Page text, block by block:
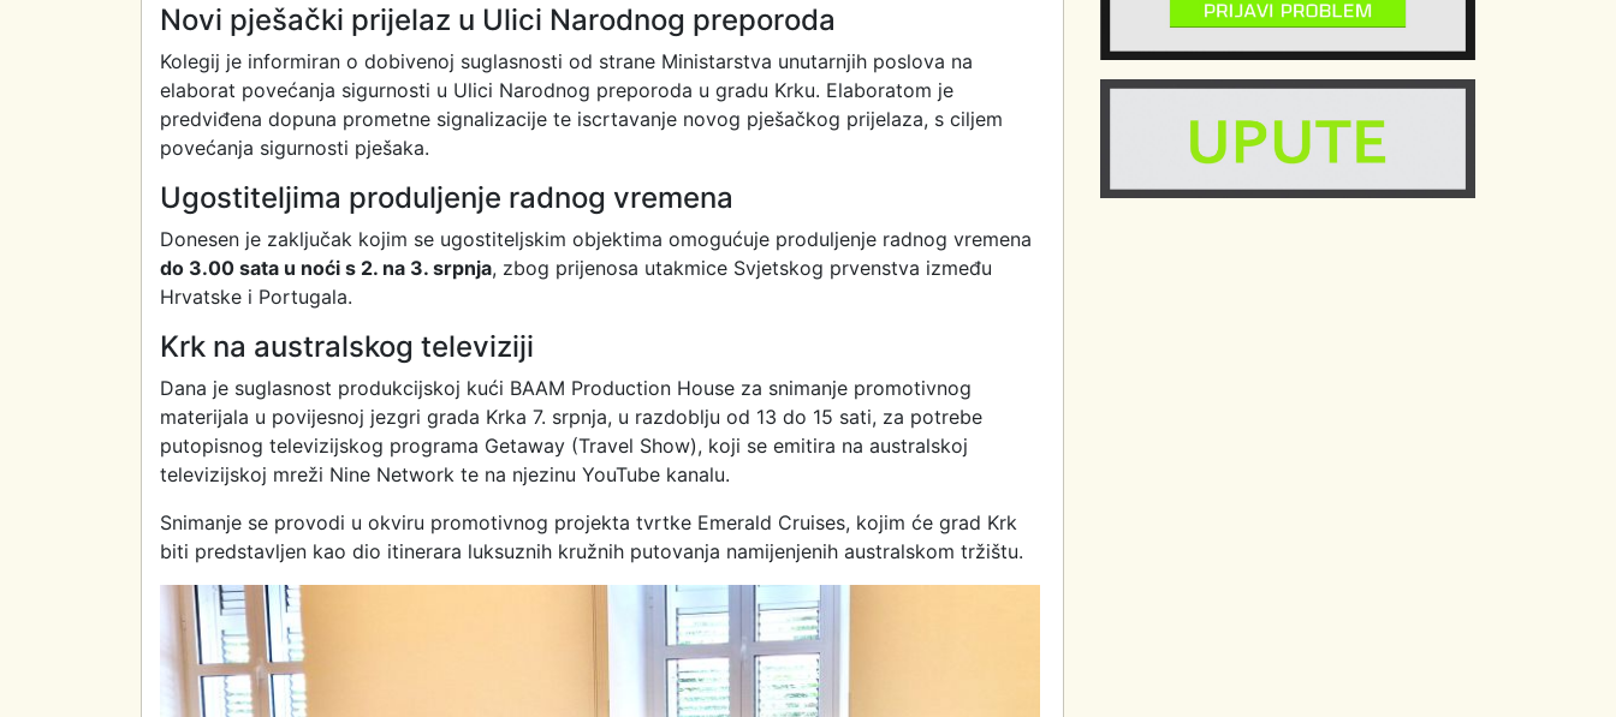
Novi pješački prijelaz u Ulici Narodnog preporoda
Kolegij je informiran o dobivenoj suglasnosti od strane Ministarstva unutarnjih poslova na
elaborat povećanja sigurnosti u Ulici Narodnog preporoda u gradu Krku. Elaboratom je
predviđena dopuna prometne signalizacije te iscrtavanje novog pješačkog prijelaza, s ciljem
povećanja sigurnosti pješaka.
Ugostiteljima produljenje radnog vremena
Donesen je zaključak kojim se ugostiteljskim objektima omogućuje produljenje radnog vremena
do 3.00 sata u noći s 2. na 3. srpnja, zbog prijenosa utakmice Svjetskog prvenstva između
Hrvatske i Portugala.
Krk na australskog televiziji
Dana je suglasnost produkcijskoj kući BAAM Production House za snimanje promotivnog
materijala u povijesnoj jezgri grada Krka 7. srpnja, u razdoblju od 13 do 15 sati, za potrebe
putopisnog televizijskog programa Getaway (Travel Show), koji se emitira na australskoj
televizijskoj mreži Nine Network te na njezinu YouTube kanalu.
Snimanje se provodi u okviru promotivnog projekta tvrtke Emerald Cruises, kojim će grad Krk
biti predstavljen kao dio itinerara luksuznih kružnih putovanja namijenjenih australskom tržištu.